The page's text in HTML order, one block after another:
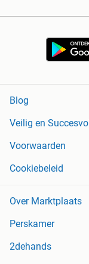
Blog
Veilig en Succesvol
Voorwaarden
Cookiebeleid
Over Marktplaats
Perskamer
2dehands